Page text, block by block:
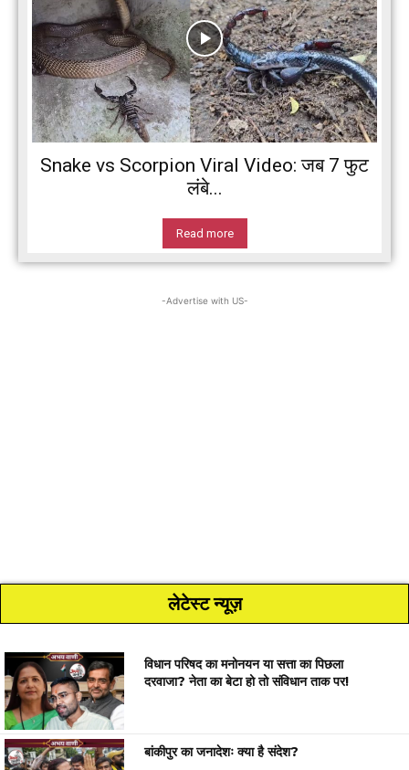
Snake vs Scorpion Viral Video: जब 7 फुट
लंबे...
Read more
-Advertise with US-
लेटेस्ट न्यूज़
विधान परिषद का मनोनयन या सत्ता का पिछला
दरवाजा? नेता का बेटा हो तो संविधान ताक पर!
बांकीपुर का जनादेशः क्या है संदेश?